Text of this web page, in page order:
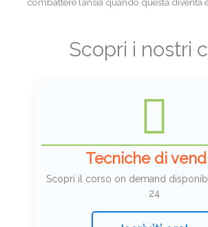
Scopri i nostri
Tecniche di
Scopri il corso on demand
24